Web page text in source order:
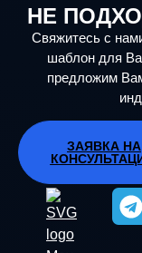
НЕ
Свяжитесь с
шаблон для
предложим
ЗАЯВКА НА